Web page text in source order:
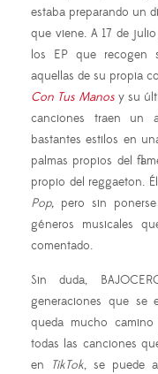
estaba preparando un
que viene. A 17 de
los EP que recogen
aquellas de su propia
Con Tus Manos y su
canciones traen un
bastantes estilos en
palmas propios del
propio del reggaeton.
Pop, pero sin
géneros musicales
comentado.
Sin duda,
generaciones que se
queda mucho
todas las canciones
en
TikTok, se puede